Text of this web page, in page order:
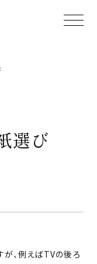
選び
、例えばTVの後ろ